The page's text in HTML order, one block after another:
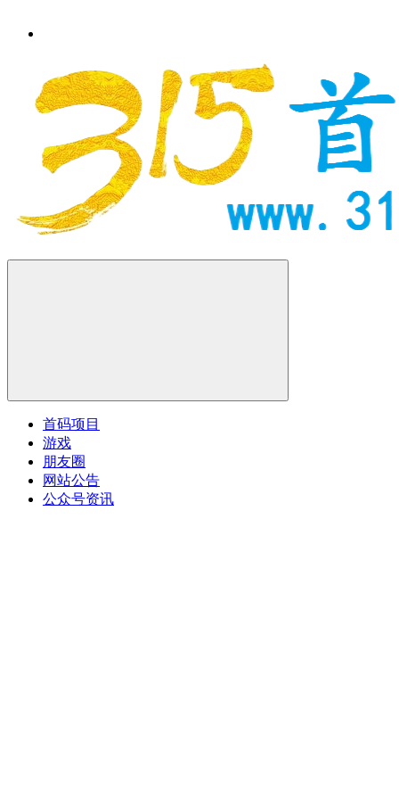
首码项目
游戏
朋友圈
网站公告
公众号资讯